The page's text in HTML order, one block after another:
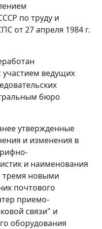
по труду и
от 27 апреля 1984 г.
ведущих
бюро
утвержденные
и изменения в
и наименования
тремя новыми
почтового
приемо-
связи" и
оборудования